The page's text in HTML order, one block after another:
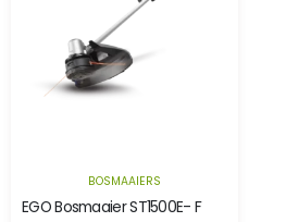
BOSMAAIERS
EGO Bosmaaier ST1500E- F